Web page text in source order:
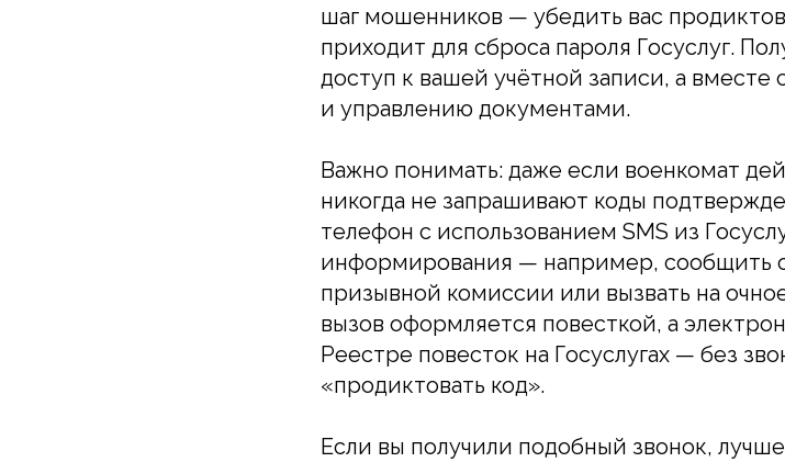
шаг мошенников — убедить вас
приходит для сброса пароля Госуслуг.
доступ к вашей учётной записи, а
и управлению документами.
Важно понимать: даже если военкомат
никогда не запрашивают коды
телефон с использованием SMS из
информирования — например, сообщить
призывной комиссии или вызвать на
вызов оформляется повесткой, а
Реестре повесток на Госуслугах — без
«продиктовать код».
Если вы получили подобный звонок, лучше